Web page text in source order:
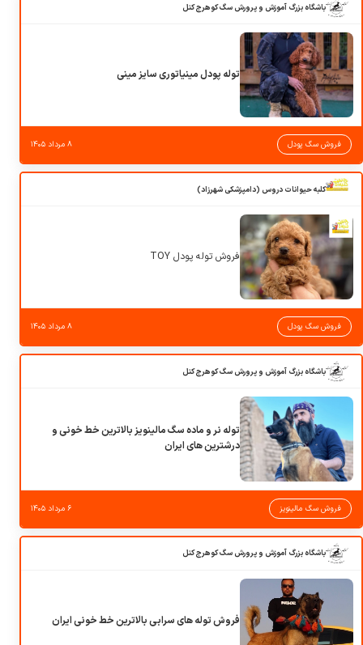
باشگاه بزرگ آموزش و پرورش سگ کوهرج کنل
توله پودل مینیاتوری سایز مینی
فروش سگ پودل ۸ مرداد ۱۴۰۵
کلبه حیوانات دروس (دامپزشکی شهرزاد)
فروش توله پودل TOY
فروش سگ پودل ۸ مرداد ۱۴۰۵
باشگاه بزرگ آموزش و پرورش سگ کوهرج کنل
توله نر و ماده سگ مالینویز بالاترین خط خونی و
درشترین های ایران
فروش سگ مالینویز ۶ مرداد ۱۴۰۵
باشگاه بزرگ آموزش و پرورش سگ کوهرج کنل
فروش توله های سرابی بالاترین خط خونی ایران